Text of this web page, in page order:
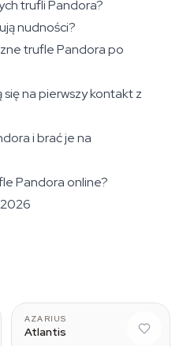
trufli Pandora?
nudności?
trufle Pandora po
na pierwszy kontakt z
i brać je na
Pandora online?
AZARIUS
Atlantis